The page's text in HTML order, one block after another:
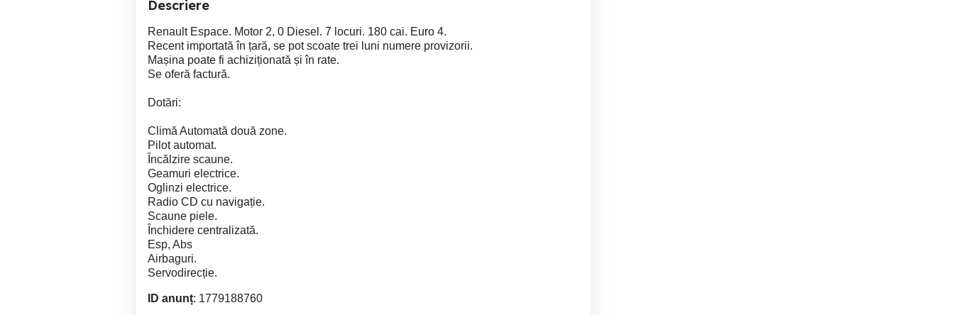
Descriere
Renault Espace. Motor 2, 0 Diesel. 7 locuri. 180 cai. Euro 4.
Recent importată în țară, se pot scoate trei luni numere provizorii.
Mașina poate fi achiziționată și în rate.
Se oferă factură.
Dotări:
Climă Automată două zone.
Pilot automat.
Încălzire scaune.
Geamuri electrice.
Oglinzi electrice.
Radio CD cu navigație.
Scaune piele.
Închidere centralizată.
Esp, Abs
Airbaguri.
Servodirecție.
ID anunț: 1779188760